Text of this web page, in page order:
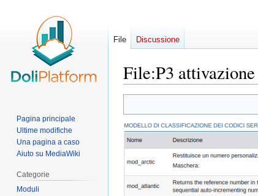
File:P3
alla
navigazione
alla
ricerca
File Discussione
Pagina principale
Ultime modifiche
Una pagina a caso
Aiuto su MediaWiki
Categorie
Moduli